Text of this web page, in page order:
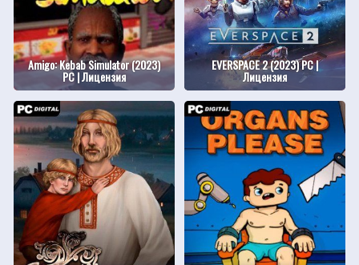
Amigo: Kebab Simulator (2023)
PC | Лицензия
EVERSPACE 2 (2023) PC |
Лицензия